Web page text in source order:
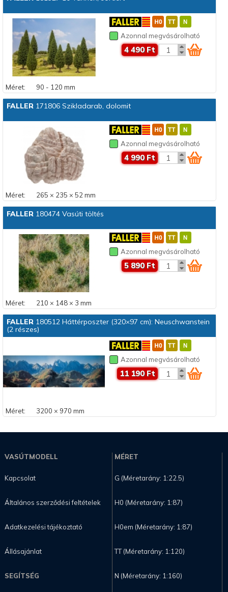
Azonnal megvásárolható
4 490 Ft
Méret: 90 - 120 mm
FALLER171806 Szikladarab, dolomit
Azonnal megvásárolható
4 990 Ft
Méret: 265 × 235 × 52 mm
FALLER180474 Vasúti töltés
Azonnal megvásárolható
5 890 Ft
Méret: 210 × 148 × 3 mm
FALLER180512 Háttérposzter (320×97 cm): Neuschwanstein
(2 részes)
Azonnal megvásárolható
11 190 Ft
Méret: 3200 × 970 mm
VASÚTMODELL
Kapcsolat
Általános szerződési feltételek
Adatkezelési tájékoztató
Állásajánlat
SEGÍTSÉG
MÉRET
G (Méretarány: 1:22.5)
H0 (Méretarány: 1:87)
H0em (Méretarány: 1:87)
TT (Méretarány: 1:120)
N (Méretarány: 1:160)